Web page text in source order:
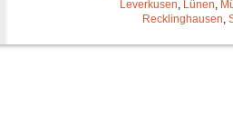
Leverkusen Lünen
Recklinghausen